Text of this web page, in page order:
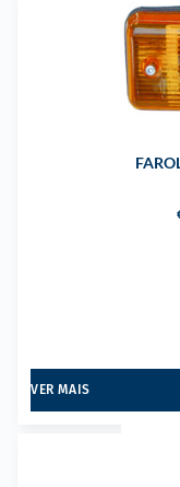
VER MAIS